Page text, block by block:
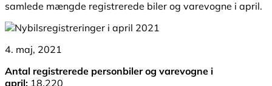
samlede mængde registrerede biler og varevogne i april.
4. maj, 2021
Antal registrerede personbiler og varevogne i
april: 18.220